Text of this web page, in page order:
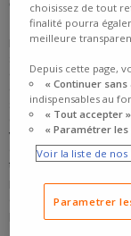
POURQUOI
Loin d’être
exigences
conditions de
souples quand il fait
conserver une
verglacée. À
optimale sur route
températures sont
Rouler avec des
de compromettre
plus vite, réduisent
choisissez de tout
finalité pourra
meilleure
Depuis cette page,
« Continuer sans
indispensables au
« Tout accepter »
« Paramétrer les
Voir la liste de
Parametrer